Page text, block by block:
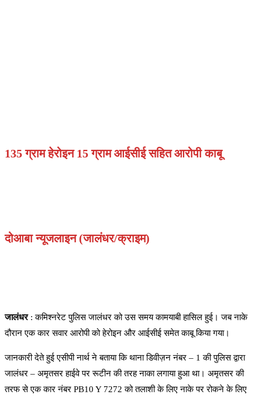
135 ग्राम हेरोइन 15 ग्राम आईसीई सहित आरोपी काबू
दोआबा न्यूजलाइन (जालंधर/क्राइम)
जालंधर : कमिश्नरेट पुलिस जालंधर को उस समय कामयाबी हासिल हुई। जब नाके
दौरान एक कार सवार आरोपी को हेरोइन और आईसीई समेत काबू किया गया।
जानकारी देते हुई एसीपी नार्थ ने बताया कि थाना डिवीज़न नंबर – 1 की पुलिस द्वारा
जालंधर – अमृतसर हाईवे पर रूटीन की तरह नाका लगाया हुआ था। अमृतसर की
तरफ से एक कार नंबर PB10 Y 7272 को तलाशी के लिए नाके पर रोकने के लिए